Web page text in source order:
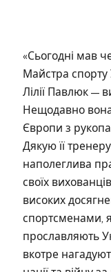
«Сьогодні мав
Майстра спорту
Лілії Павлюк —
Нещодавно
Європи з
Дякую її
наполеглива
своїх
високих
спортсменами,
прославляють
вкотре